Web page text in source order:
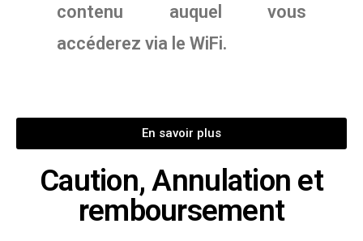
contenu auquel vous
accéderez via le WiFi.
En savoir plus
Caution, Annulation et
remboursement